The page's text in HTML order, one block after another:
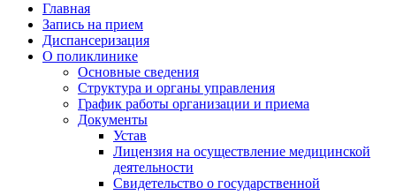
Главная
Запись на прием
Диспансеризация
О поликлинике
Основные сведения
Структура и органы управления
График работы организации и приема
Документы
Устав
Лицензия на осуществление медицинской
деятельности
Свидетельство о государственной